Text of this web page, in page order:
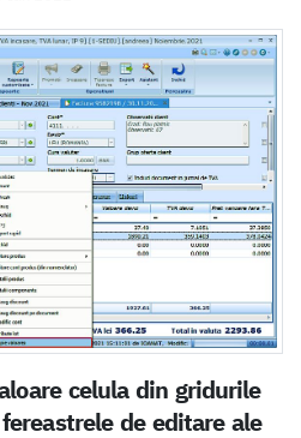
celula din gridurile
de editare ale